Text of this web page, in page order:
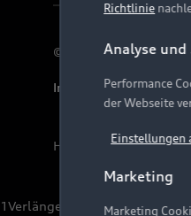
© 2026 AUDI AG. Alle
Impressum
Hinweis: Die aktuelle
1Verlängerung vorbehalten.
Richtlinie
Analyse
Performance
der Webseite
Einstellungen
Marketing
Marketing